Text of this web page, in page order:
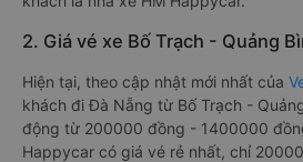
2. Giá vé xe Bố Trạch - Quảng
Hiện tại, theo cập nhật mới nhất của
khách đi Đà Nẵng từ Bố Trạch -
động từ 200000 đồng - 1400000
Happycar có giá vé rẻ nhất, chỉ